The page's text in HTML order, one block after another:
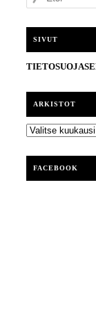
t
SIVUT
ARKISTOT
ARKISTOT
FACEBOOK